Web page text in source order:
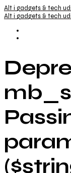
Alt i gadgets & tech
Alt i gadgets & tech